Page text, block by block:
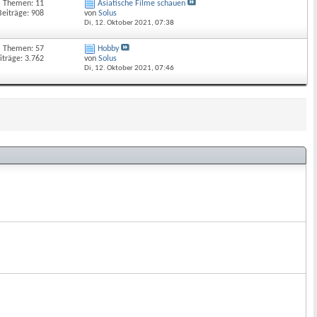
Themen: 11
908
Asiatische Filme schauen
von Solus
Di, 12. Oktober 2021, 07:38
Themen: 57
3.762
Hobby
von Solus
Di, 12. Oktober 2021, 07:46